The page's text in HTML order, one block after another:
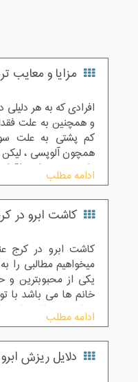
مزایا و معایب
افرادی که به هر
و همچنین به علت
کم پشتی به علت
همچون آلوپسی ، لیکن
دلایل نمی توانند
روش جایگزین برای
ادامه مطلب
کاشت ابرو در
کاشت ابرو در کرج
میخواهیم مطالبی را
یکی از محبوبترین و
خانم ها می باشد با
زیبایی می باشد باید
آورد
ادامه مطلب
دلایل ریزش